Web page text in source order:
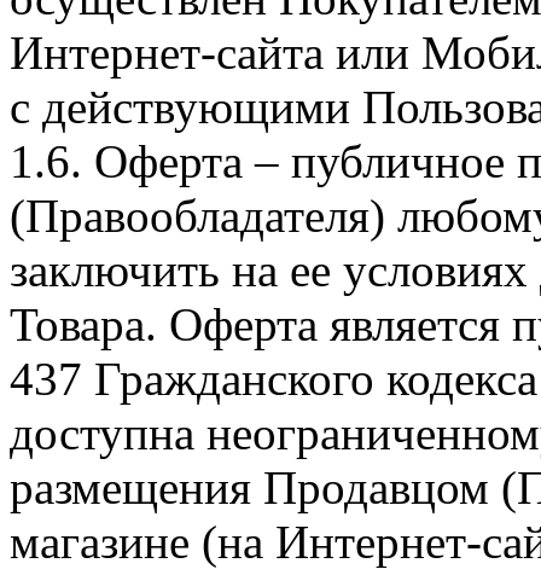
Интернет-сайта или
с действующими
1.6. Оферта – публичное
(Правообладателя)
заключить на ее
Товара. Оферта является
437 Гражданского
доступна
размещения Продавцом
магазине (на Интернет-